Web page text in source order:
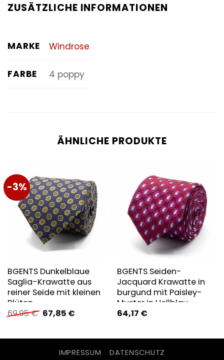
ZUSÄTZLICHE INFORMATIONEN
MARKE Windrose
FARBE 4 poppy
ÄHNLICHE PRODUKTE
-3%
BGENTS Dunkelblaue
Saglia-Krawatte aus
reiner Seide mit kleinen
Blüten
69,95€ Ursprünglicher
Preis
69,95 €
67,85 €Aktueller
67,85 €.
BGENTS Seiden-
Jacquard Krawatte in
burgund mit Paisley-
Muster in Hellblau
64,17 €
IMPRESSUM DATENSCHUTZ